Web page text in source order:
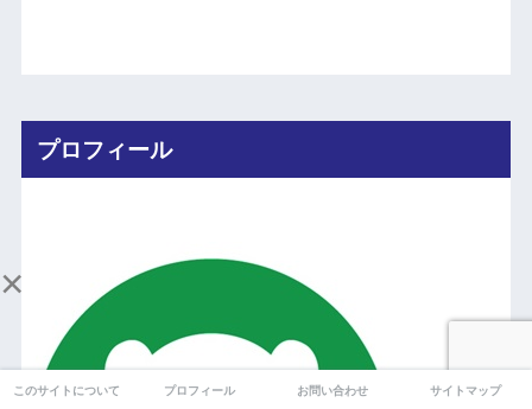
プロフィール
×
このサイトについて プロフィール お問い合わせ サイトマップ